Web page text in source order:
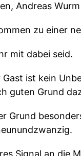
Andreas
zu einer
mit dabei seid.
ist kein
guten Grund
Grund
Signal an die